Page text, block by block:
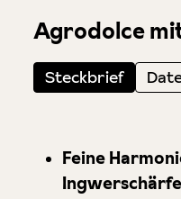
Agrodolce
Steckbrief
Feine
Ingwerschärfe